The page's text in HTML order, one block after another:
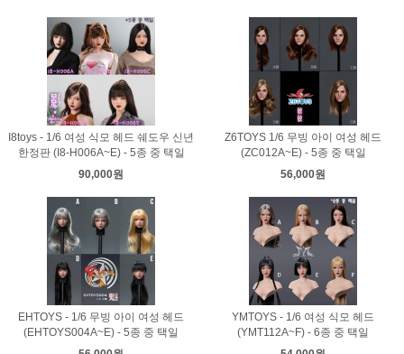
I8toys - 1/6 여성 식모 헤드 쉐도우 신년
한정판 (I8-H006A~E) - 5종 중 택일
90,000원
Z6TOYS 1/6 무빙 아이 여성 헤드
(ZC012A~E) - 5종 중 택일
56,000원
EHTOYS - 1/6 무빙 아이 여성 헤드
(EHTOYS004A~E) - 5종 중 택일
YMTOYS - 1/6 여성 식모 헤드
(YMT112A~F) - 6종 중 택일